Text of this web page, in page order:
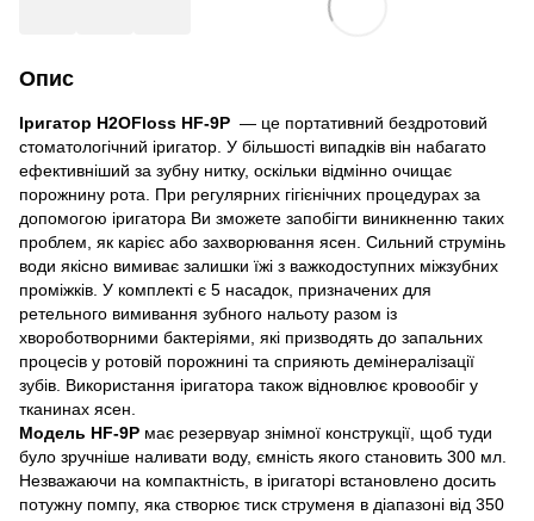
Опис
Іригатор H2OFloss HF-9Р — це портативний бездротовий
стоматологічний іригатор. У більшості випадків він набагато
ефективніший за зубну нитку, оскільки відмінно очищає
порожнину рота. При регулярних гігієнічних процедурах за
допомогою іригатора Ви зможете запобігти виникненню таких
проблем, як карієс або захворювання ясен. Сильний струмінь
води якісно вимиває залишки їжі з важкодоступних міжзубних
проміжків. У комплекті є 5 насадок, призначених для
ретельного вимивання зубного нальоту разом із
хвороботворними бактеріями, які призводять до запальних
процесів у ротовій порожнині та сприяють демінералізації
зубів. Використання іригатора також відновлює кровообіг у
тканинах ясен.
Модель HF-9Р має резервуар знімної конструкції, щоб туди
було зручніше наливати воду, ємність якого становить 300 мл.
Незважаючи на компактність, в іригаторі встановлено досить
потужну помпу, яка створює тиск струменя в діапазоні від 350